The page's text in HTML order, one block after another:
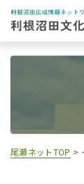
尾瀬ネットTOP >